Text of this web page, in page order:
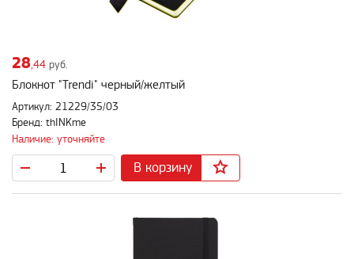
28 ,44 руб.
Блокнот "Trendi" черный/желтый
Артикул: 21229/35/03
Бренд: thINKme
Наличие: уточняйте
В корзину